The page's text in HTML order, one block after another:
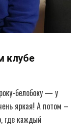
клубе
белобоку — у
яркая! А потом –
где каждый